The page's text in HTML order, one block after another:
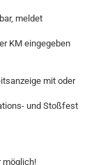
meldet
KM eingegeben
mit oder
und Stoßfest
möglich!